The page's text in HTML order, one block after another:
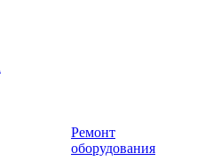
Ремонт
оборудования